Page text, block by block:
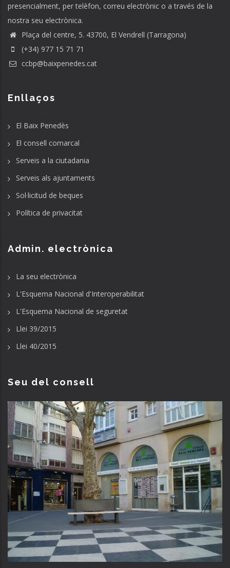
presencialment, per telèfon, correu electrònic o a través de la
nostra seu electrònica.
Plaça del centre, 5. 43700, El Vendrell (Tarragona)
(+34) 977 15 71 71
ccbp@baixpenedes.cat
Enllaços
El Baix Penedès
El consell comarcal
Serveis a la ciutadania
Serveis als ajuntaments
Sol·licitud de beques
Política de privacitat
Admin. electrònica
La seu electrònica
L'Esquema Nacional d'Interoperabilitat
L'Esquema Nacional de seguretat
Llei 39/2015
Llei 40/2015
Seu del consell